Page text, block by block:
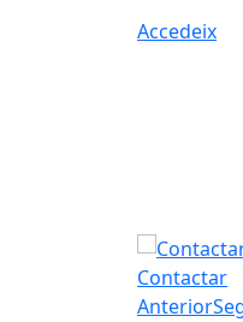
Accedeix
Contactar
Anterior